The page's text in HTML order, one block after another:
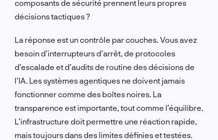
composants de sécurité prennent leurs propres
décisions tactiques ?
La réponse est un contrôle par couches. Vous avez
besoin d’interrupteurs d’arrêt, de protocoles
d’escalade et d’audits de routine des décisions de
l’IA. Les systèmes agentiques ne doivent jamais
fonctionner comme des boîtes noires. La
transparence est importante, tout comme l’équilibre.
L’infrastructure doit permettre une réaction rapide,
mais toujours dans des limites définies et testées.